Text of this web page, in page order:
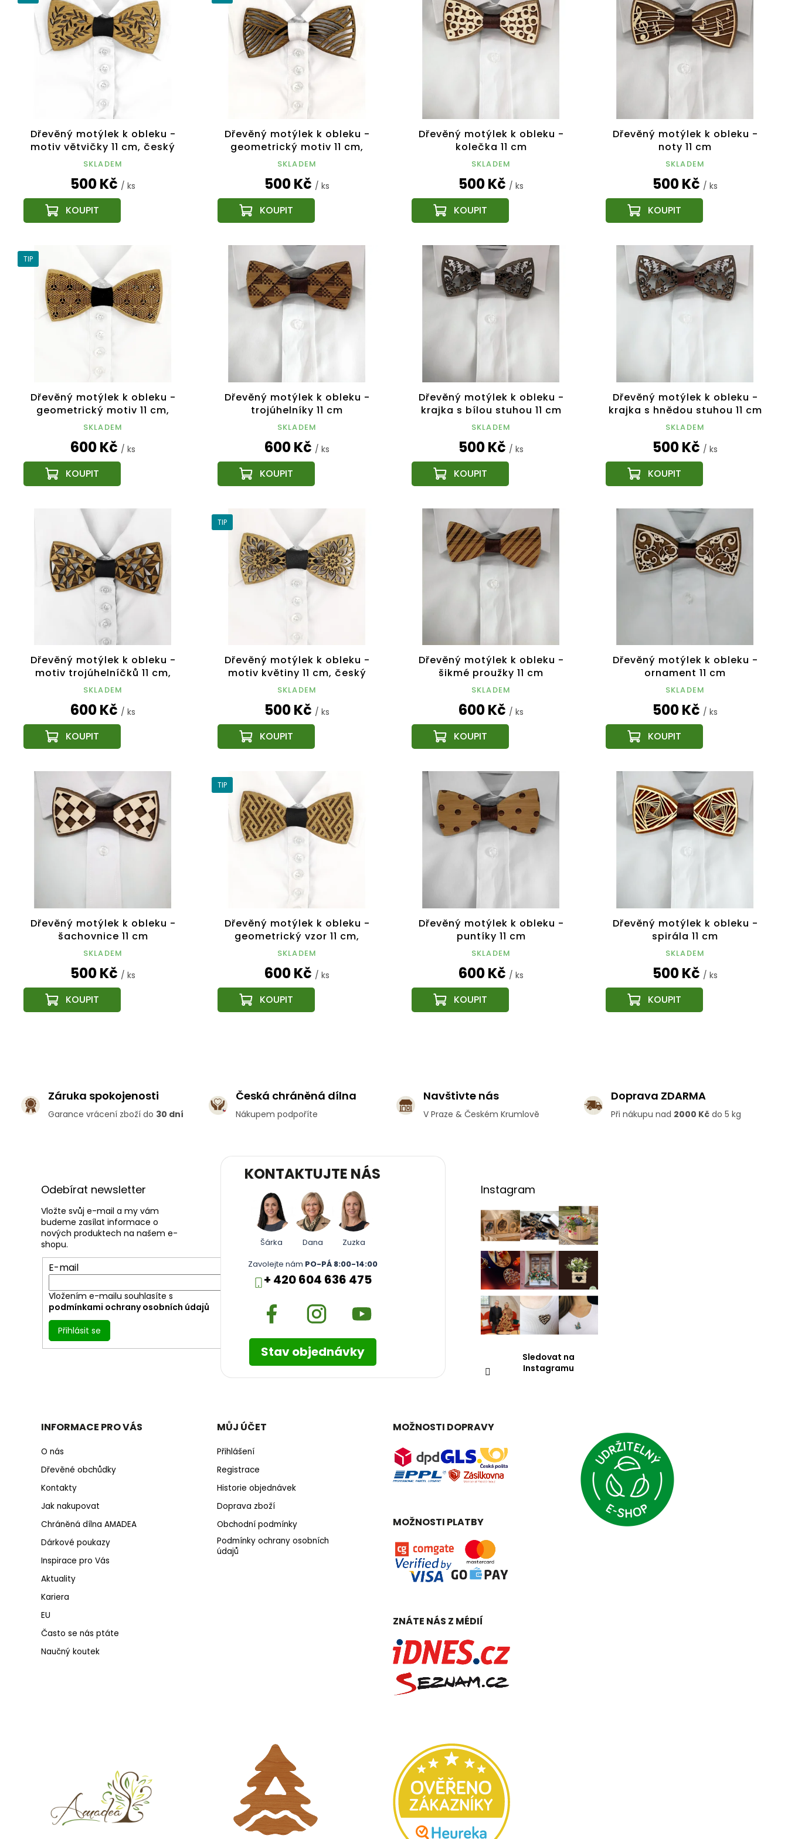
í
p
r
o
p
Dřevěný motýlek k obleku -
motiv větvičky 11 cm, český
výrobek
SKLADEM
500 Kč / ks
Dřevěný motýlek k obleku -
geometrický motiv 11 cm,
český výrobek
SKLADEM
500 Kč / ks
Dřevěný motýlek k obleku -
kolečka 11 cm
SKLADEM
500 Kč / ks
Dřevěný motýlek k obleku -
noty 11 cm
SKLADEM
500 Kč / ks
TIP
Dřevěný motýlek k obleku -
geometrický motiv 11 cm,
český výrobek
SKLADEM
600 Kč / ks
Dřevěný motýlek k obleku -
trojúhelníky 11 cm
SKLADEM
600 Kč / ks
Dřevěný motýlek k obleku -
krajka s bílou stuhou 11 cm
SKLADEM
500 Kč / ks
Dřevěný motýlek k obleku -
krajka s hnědou stuhou 11 cm
SKLADEM
500 Kč / ks
Dřevěný motýlek k obleku -
motiv trojúhelníčků 11 cm,
český výrobek
SKLADEM
600 Kč / ks
TIP
Dřevěný motýlek k obleku -
motiv květiny 11 cm, český
výrobek
SKLADEM
500 Kč / ks
Dřevěný motýlek k obleku -
šikmé proužky 11 cm
SKLADEM
600 Kč / ks
Dřevěný motýlek k obleku -
ornament 11 cm
SKLADEM
500 Kč / ks
Dřevěný motýlek k obleku -
šachovnice 11 cm
SKLADEM
500 Kč / ks
TIP
Dřevěný motýlek k obleku -
geometrický vzor 11 cm,
český výrobek
SKLADEM
600 Kč / ks
Dřevěný motýlek k obleku -
puntíky 11 cm
SKLADEM
600 Kč / ks
Dřevěný motýlek k obleku -
spirála 11 cm
SKLADEM
500 Kč / ks
d
a
r
Záruka spokojenosti
Garance vrácení zboží do 30 dní
Česká chráněná dílna
Nákupem podpoříte
Navštivte nás
V Praze & Českém Krumlově
Doprava ZDARMA
Při nákupu nad 2000 Kč do 5 kg
Odebírat newsletter
Vložte svůj e-mail a my vám
budeme zasílat informace o
nových produktech na našem e-
shopu.
E-mail
Vložením e-mailu souhlasíte s
podmínkami ochrany osobních údajů
Přihlásit se
KONTAKTUJTE NÁS
Šárka Dana
Zuzka
Zavolejte nám PO-PÁ 8:00-14:00
+ 420 604 636 475
Stav objednávky
Instagram
Sledovat na
Instagramu
INFORMACE PRO VÁS
O nás
Dřevěné obchůdky
Kontakty
Jak nakupovat
Chráněná dílna AMADEA
Dárkové poukazy
Inspirace pro Vás
Aktuality
Kariera
EU
Často se nás ptáte
Naučný koutek
MŮJ ÚČET
Přihlášení
Registrace
Historie objednávek
Doprava zboží
Obchodní podmínky
Podmínky ochrany osobních
údajů
MOŽNOSTI DOPRAVY
MOŽNOSTI PLATBY
ZNÁTE NÁS Z MÉDIÍ